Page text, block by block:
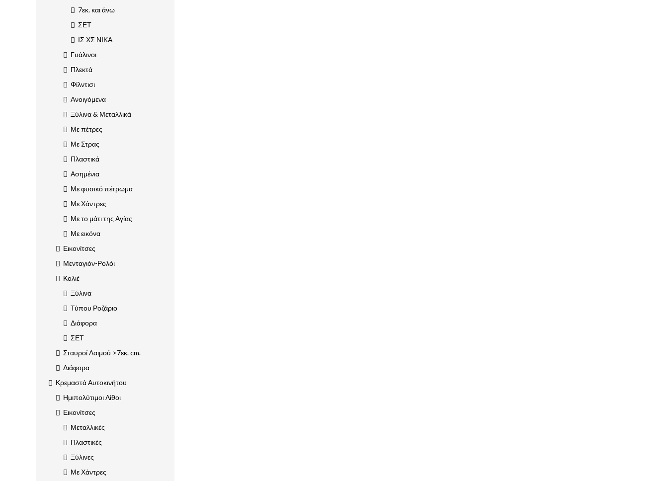
7εκ. και άνω
ΣΕΤ
ΙΣ ΧΣ ΝΙΚΑ
Γυάλινοι
Πλεκτά
Φίλντισι
Ανοιγόμενα
Ξύλινα & Μεταλλικά
Με πέτρες
Με Στρας
Πλαστικά
Ασημένια
Με φυσικό πέτρωμα
Με Χάντρες
Με το μάτι της Αγίας
Με εικόνα
Εικονίτσες
Μενταγιόν-Ρολόι
Κολιέ
Ξύλινα
Τύπου Ροζάριο
Διάφορα
ΣΕΤ
Σταυροί Λαιμού >7εκ. cm.
Διάφορα
Κρεμαστά Αυτοκινήτου
Ημιπολύτιμοι Λίθοι
Εικονίτσες
Μεταλλικές
Πλαστικές
Ξύλινες
Με Χάντρες